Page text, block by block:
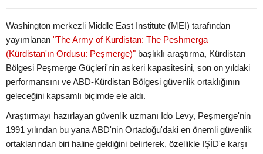
Washington merkezli Middle East Institute (MEI) tarafından
yayımlanan "The Army of Kurdistan: The Peshmerga
(Kürdistan'ın Ordusu: Peşmerge)" başlıklı araştırma, Kürdistan
Bölgesi Peşmerge Güçleri'nin askeri kapasitesini, son on yıldaki
performansını ve ABD-Kürdistan Bölgesi güvenlik ortaklığının
geleceğini kapsamlı biçimde ele aldı.
Araştırmayı hazırlayan güvenlik uzmanı Ido Levy, Peşmerge'nin
1991 yılından bu yana ABD'nin Ortadoğu'daki en önemli güvenlik
ortaklarından biri haline geldiğini belirterek, özellikle IŞİD'e karşı